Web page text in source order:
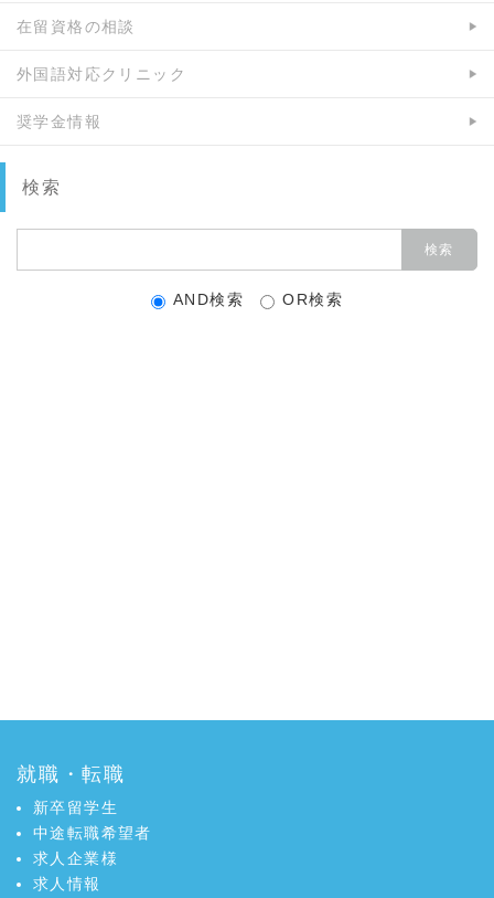
在留資格の相談
外国語対応クリニック
奨学金情報
検索
AND検索 OR検索
就職・転職
新卒留学生
中途転職希望者
求人企業様
求人情報